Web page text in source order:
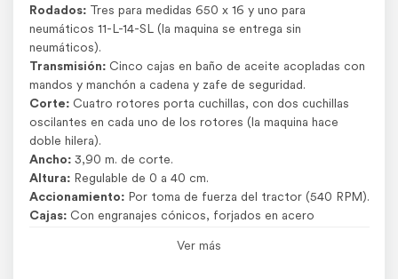
Rodados:Tres para medidas 650 x 16 y uno para
neumáticos 11-L-14-SL (la maquina se entrega sin
neumáticos).
Transmisión:Cinco cajas en baño de aceite acopladas con
mandos y manchón a cadena y zafe de seguridad.
Corte:Cuatro rotores porta cuchillas, con dos cuchillas
oscilantes en cada uno de los rotores (la maquina hace
doble hilera).
Ancho:3,90 m. de corte.
Altura:Regulable de 0 a 40 cm.
Accionamiento:Por toma de fuerza del tractor (540 RPM).
Cajas:Con engranajes cónicos, forjados en acero
Ver más